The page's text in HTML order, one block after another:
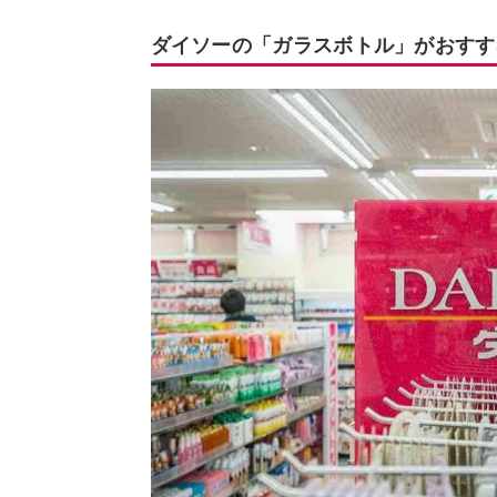
ダイソーの「ガラスボトル」がおす